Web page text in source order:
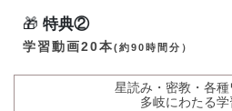
🎁 特典②
学習動画20本(約90時 間分）
星読み・密教・各
多岐にわたる